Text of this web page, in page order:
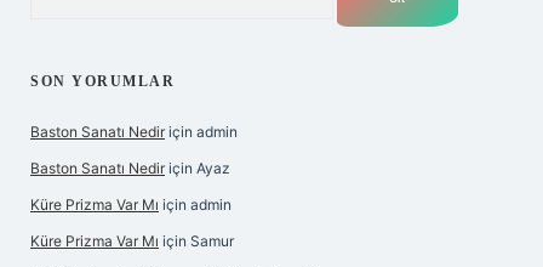
SON YORUMLAR
Baston Sanatı Nedir için admin
Baston Sanatı Nedir için Ayaz
Küre Prizma Var Mı için admin
Küre Prizma Var Mı için Samur